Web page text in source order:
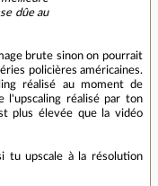
dûe au
brute sinon on pourrait
policières américaines.
réalisé au moment de
l'upscaling réalisé par ton
plus élevée que la vidéo
tu upscale à la résolution